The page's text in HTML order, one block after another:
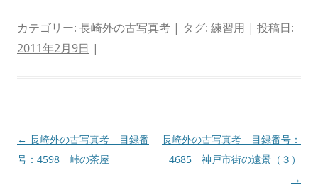
カテゴリー: 長崎外の古写真考 | タグ: 練習用 | 投稿日:
2011年2月9日 |
投
稿
← 長崎外の古写真考 目録番
号：4598 峠の茶屋
長崎外の古写真考 目録番号：
4685 神戸市街の遠景（３）
→